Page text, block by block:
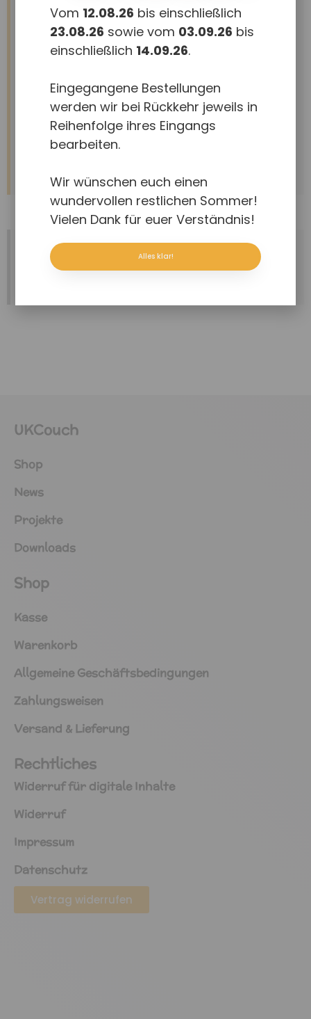
Sind die Online-Seminare, die wir gerade
anbieten, nicht das, was ihr sucht oder
braucht?
Modelling und Vorstellung und Nutzung verschiedener Apps
für das iPad bietet die BeKoVe jetzt auch Webseminare an.
Referenten sind ihre Mitarbeiter Claudio Castañeda und
Hier geht's zum Seminar-Angebot!
Auf der Suche nach dem Katalog?
Katalog kann hier
einfach der Bestellung hinzugefügt
UKCouch
Shop
News
Projekte
Downloads
Shop
Kasse
Warenkorb
Allgemeine Geschäftsbedingungen
Zahlungsweisen
Versand & Lieferung
Rechtliches
Widerruf für digitale Inhalte
Widerruf
Impressum
Datenschutz
Vertrag widerrufen
Vom 12.08.26 bis einschließlich
23.08.26 sowie vom 03.09.26 bis
einschließlich 14.09.26.
Eingegangene Bestellungen
werden wir bei Rückkehr jeweils in
Reihenfolge ihres Eingangs
bearbeiten.
Wir wünschen euch einen
wundervollen restlichen Sommer!
Vielen Dank für euer Verständnis!
Alles klar!